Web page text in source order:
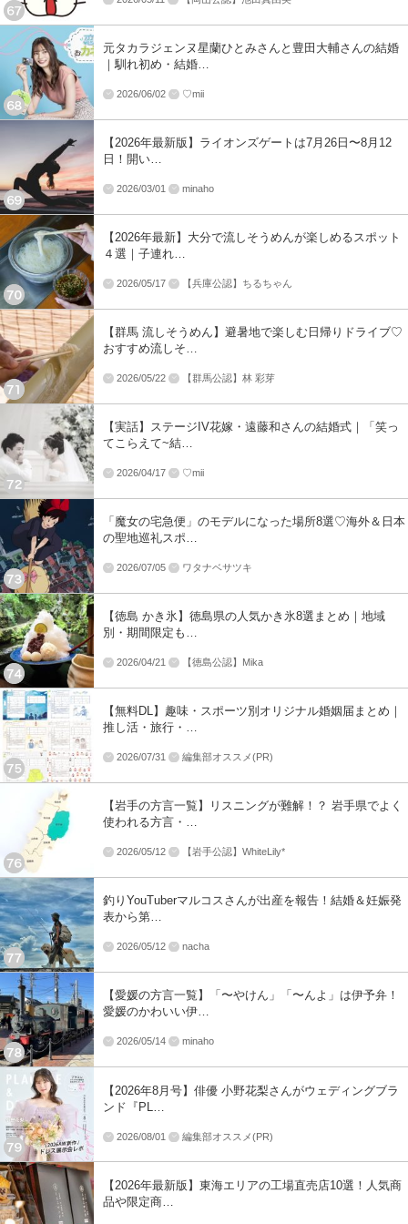
元タカラジェンヌ星蘭ひとみさんと豊田大輔さんの結婚
｜馴れ初め・結婚…
2026/06/02 ♡mii
【2026年最新版】ライオンズゲートは7月26日〜8月12
日！開い…
2026/03/01 minaho
【2026年最新】大分で流しそうめんが楽しめるスポット
４選｜子連れ…
2026/05/17 【兵庫公認】ちるちゃん
【群馬 流しそうめん】避暑地で楽しむ日帰りドライブ♡
おすすめ流しそ…
2026/05/22 【群馬公認】林 彩芽
【実話】ステージIV花嫁・遠藤和さんの結婚式｜「笑っ
てこらえて~結…
2026/04/17 ♡mii
「魔女の宅急便」のモデルになった場所8選♡海外＆日本
の聖地巡礼スポ…
2026/07/05 ワタナベサツキ
【徳島 かき氷】徳島県の人気かき氷8選まとめ｜地域
別・期間限定も…
2026/04/21 【徳島公認】Mika
【無料DL】趣味・スポーツ別オリジナル婚姻届まとめ｜
推し活・旅行・…
2026/07/31 編集部オススメ(PR)
【岩手の方言一覧】リスニングが難解！？ 岩手県でよく
使われる方言・…
2026/05/12 【岩手公認】WhiteLily*
釣りYouTuberマルコスさんが出産を報告！結婚＆妊娠発
表から第…
2026/05/12 nacha
【愛媛の方言一覧】「〜やけん」「〜んよ」は伊予弁！
愛媛のかわいい伊…
2026/05/14 minaho
【2026年8月号】俳優 小野花梨さんがウェディングブラ
ンド『PL…
2026/08/01 編集部オススメ(PR)
【2026年最新版】東海エリアの工場直売店10選！人気商
品や限定商…